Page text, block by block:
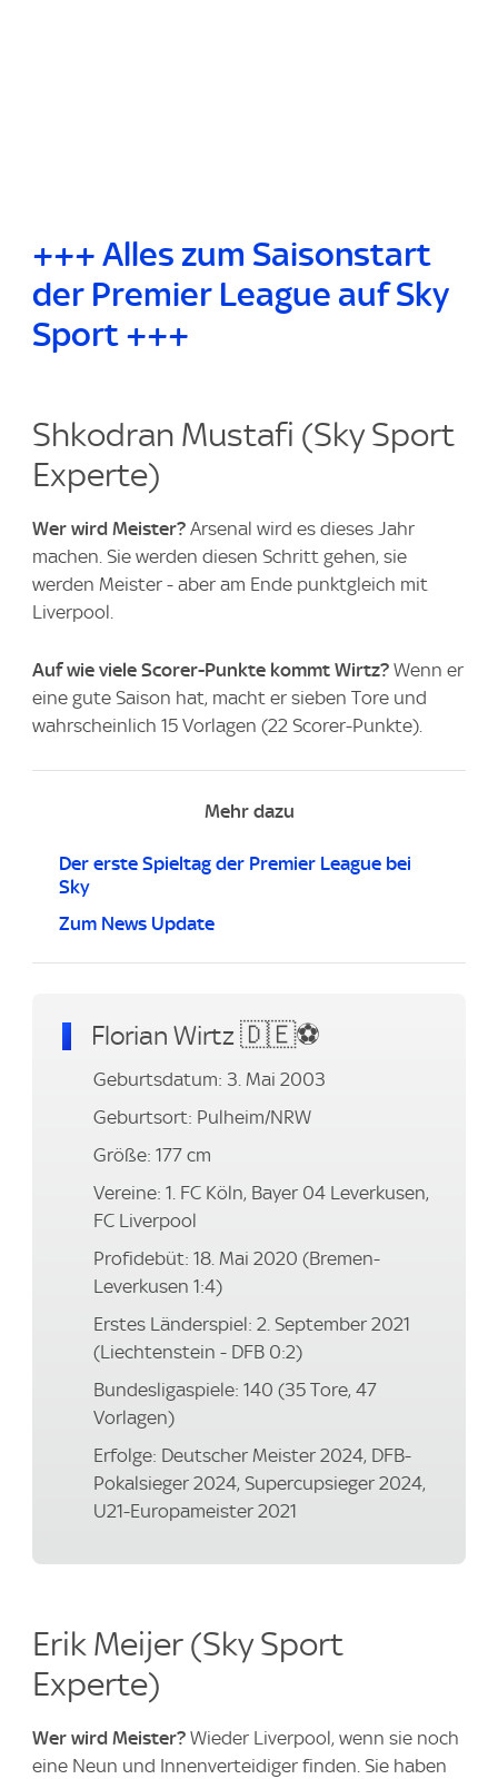
+++ Alles zum Saisonstart
der Premier League auf Sky
Sport +++
Shkodran Mustafi (Sky Sport
Experte)
Wer wird Meister? Arsenal wird es dieses Jahr
machen. Sie werden diesen Schritt gehen, sie
werden Meister - aber am Ende punktgleich mit
Liverpool.
Auf wie viele Scorer-Punkte kommt Wirtz? Wenn er
eine gute Saison hat, macht er sieben Tore und
wahrscheinlich 15 Vorlagen (22 Scorer-Punkte).
Mehr dazu
Der erste Spieltag der Premier League bei
Sky
Zum News Update
Florian Wirtz 🇩🇪⚽
Geburtsdatum: 3. Mai 2003
Geburtsort: Pulheim/NRW
Größe: 177 cm
Vereine: 1. FC Köln, Bayer 04 Leverkusen,
FC Liverpool
Profidebüt: 18. Mai 2020 (Bremen-
Leverkusen 1:4)
Erstes Länderspiel: 2. September 2021
(Liechtenstein - DFB 0:2)
Bundesligaspiele: 140 (35 Tore, 47
Vorlagen)
Erfolge: Deutscher Meister 2024, DFB-
Pokalsieger 2024, Supercupsieger 2024,
U21-Europameister 2021
Erik Meijer (Sky Sport
Experte)
Wer wird Meister? Wieder Liverpool, wenn sie noch
eine Neun und Innenverteidiger finden. Sie haben